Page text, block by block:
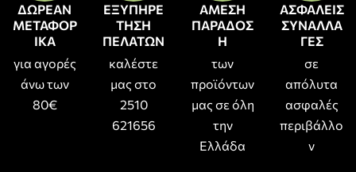
ΔΩΡΕΑΝ
ΜΕΤΑΦΟΡ
ΙΚΑ
για αγορές
άνω των
80€
ΕΞΥΠΗΡΕ
ΤΗΣΗ
ΠΕΛΑΤΩΝ
καλέστε
μας στο
2510
621656
ΑΜΕΣΗ
ΠΑΡΑΔΟΣ
Η
των
προϊόντων
μας σε όλη
την
Ελλάδα
ΑΣΦΑΛΕΙΣ
ΣΥΝΑΛΛΑ
ΓΕΣ
σε
απόλυτα
ασφαλές
περιβάλλο
ν